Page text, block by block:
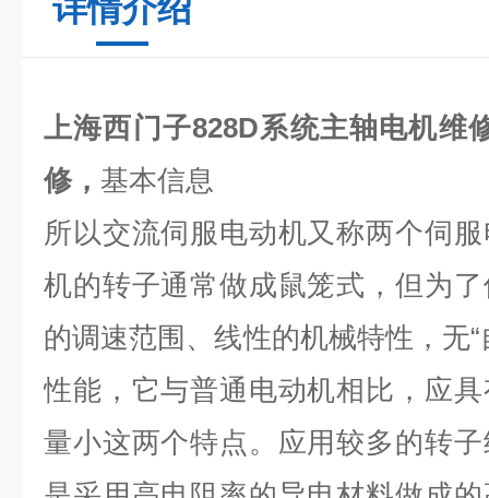
详情介绍
上海西门子828D系统主轴电机维
修， 基本信息
所以交流伺服电动机又称两个伺
机的转子通常做成鼠笼式，但为
的调速范围、线性的机械特性，无
性能，它与普通电动机相比，应
量小这两个特点。应用较多的转